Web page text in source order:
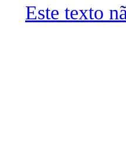
Este texto